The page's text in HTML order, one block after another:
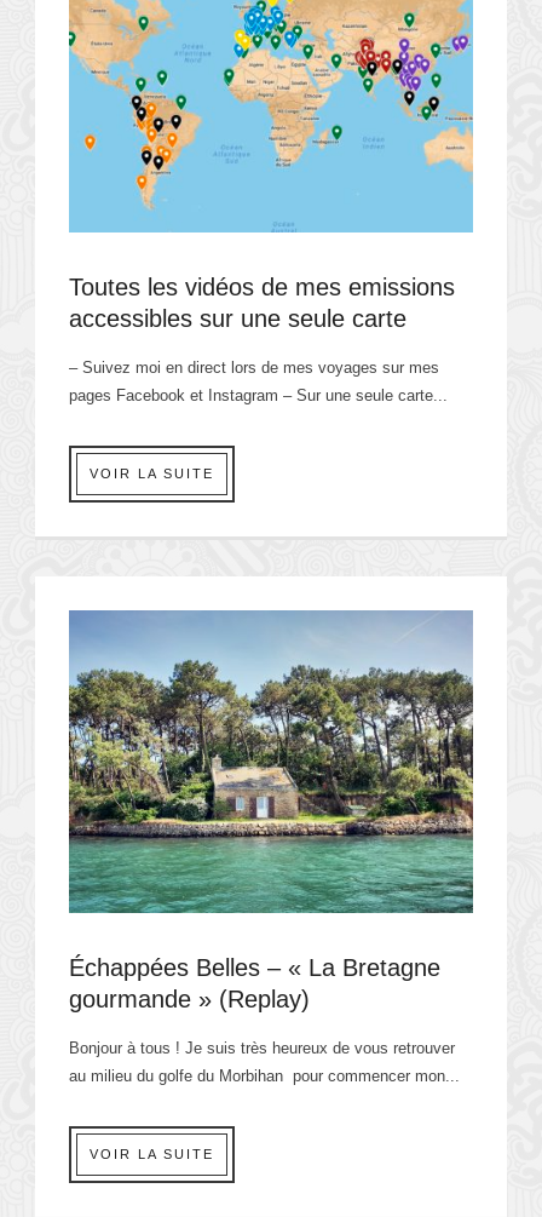
Toutes les vidéos de mes emissions
accessibles sur une seule carte
– Suivez moi en direct lors de mes voyages sur mes
pages Facebook et Instagram – Sur une seule carte...
VOIR LA SUITE
Échappées Belles – « La Bretagne
gourmande » (Replay)
Bonjour à tous ! Je suis très heureux de vous retrouver
au milieu du golfe du Morbihan pour commencer mon...
VOIR LA SUITE